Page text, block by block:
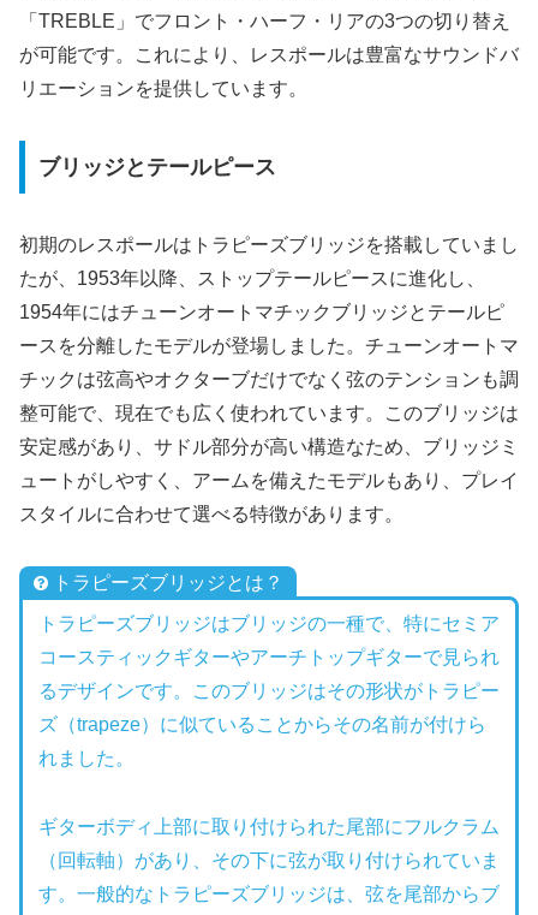
「TREBLE」でフロント・ハーフ・リアの3つの切り替え
が可能です。これにより、レスポールは豊富なサウンドバ
リエーションを提供しています。
ブリッジとテールピース
初期のレスポールはトラピーズブリッジを搭載していまし
たが、1953年以降、ストップテールピースに進化し、
1954年にはチューンオートマチックブリッジとテールピ
ースを分離したモデルが登場しました。チューンオートマ
チックは弦高やオクターブだけでなく弦のテンションも調
整可能で、現在でも広く使われています。このブリッジは
安定感があり、サドル部分が高い構造なため、ブリッジミ
ュートがしやすく、アームを備えたモデルもあり、プレイ
スタイルに合わせて選べる特徴があります。
トラピーズブリッジとは？
トラピーズブリッジはブリッジの一種で、特にセミア
コースティックギターやアーチトップギターで見られ
るデザインです。このブリッジはその形状がトラピー
ズ（trapeze）に似ていることからその名前が付けら
れました。
ギターボディ上部に取り付けられた尾部にフルクラム
（回転軸）があり、その下に弦が取り付けられていま
す。一般的なトラピーズブリッジは、弦を尾部からブ